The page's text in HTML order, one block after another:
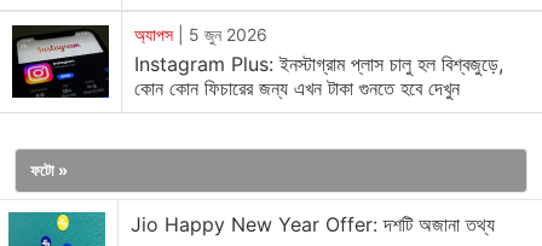
কোনও রিলস বা পোস্ট প্রথমে কে বানিয়ে শেয়ার করেছে, তার নাম সবার কাছে
দৃশ্যমান হবে। আপনাকে অনুসরণ করুক বা না করুক, আপনার কন্টেন্ট যদি অন্য
কেউ পুনরায় পোস্ট করে, তাহলে সেটি সেই ব্যক্তির ফলোয়ারদের ফিডেও দেখা
যেতে পারে। এতে প্রোফাইলের রিচ বাড়ার দারুণ সম্ভাবনা।
ইনস্টাগ্রামের রিপোস্ট ফিচারটি কনটেন্ট ক্রিয়েটর বিশেষ করে মাইক্রো
ইনফ্লুয়েন্সারদের (10,000 থেকে 1 লক্ষ ফলোয়ার) জন্য লাভজনক হবে বলে
মনে করছে বিশেষজ্ঞরা। একটি নামি ও অ্যাকাউন্ট থেকে রিপোস্ট করা কনটেন্ট
অ্যাপস 5 জুন 2026
Instagram Plus: ইনস্টাগ্রাম প্লাস চালু হল বিশ্বজুড়ে,
কোন কোন ফিচারের জন্য এখন টাকা গুনতে হবে দেখুন
ফটো »
Jio Happy New Year Offer: দশটি অজানা তথ্য